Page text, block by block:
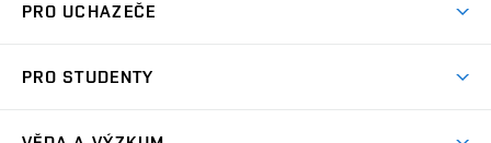
Koleje
PRO UCHAZEČE
Dny otevřených dveří
PRO STUDENTY